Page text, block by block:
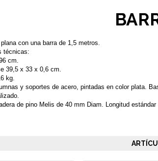
con una barra de 1,5 metros.
técnicas:
cm.
39,5 x 33 x 0,6 cm.
kg.
y soportes de acero, pintadas en color plata.
de pino Melis de 40 mm Diam. Longitud